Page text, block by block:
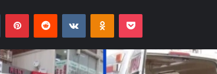
Tumblr PinterestReddit VKontakteOdnoklassniki
Pocket